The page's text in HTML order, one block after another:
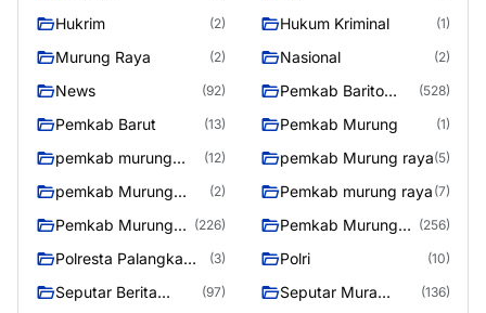
Hukrim (2) Hukum Kriminal (1)
Murung Raya (2) Nasional (2)
News (92)
Pemkab Barito
(528)
Pemkab Barut (13) Pemkab Murung (1)
pemkab murung
(12) pemkab Murung raya(5)
pemkab Murung
(2) Pemkab murung raya (7)
Pemkab Murung
(226)
Pemkab Murung
(256)
Polresta Palangka
(3) Polri (10)
Seputar Berita
(97)
Seputar Mura
(136)